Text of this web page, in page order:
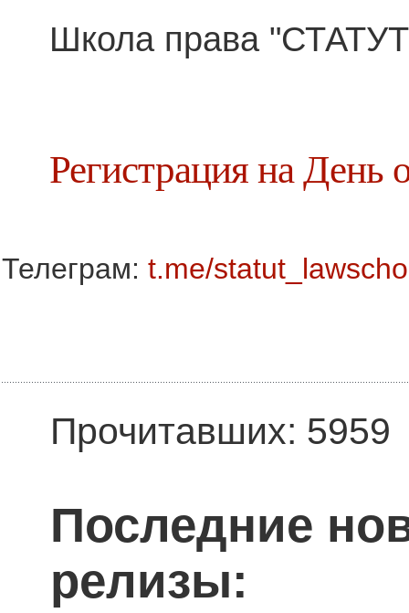
Школа права
Регистрация на День
Телеграм: t.me/
Прочитавших: 5959
Последние
релизы: